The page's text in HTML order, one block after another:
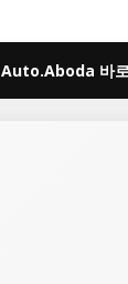
Auto.Aboda 바